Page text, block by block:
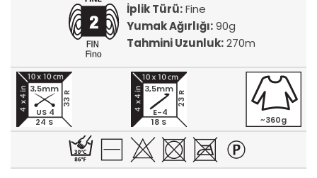
İplik Türü:Fine
Yumak Ağırlığı:90g
Tahmini Uzunluk:270m
24 S
33 R
3,5mm
US 4
18 S
23 R
3,5mm
E-4
~360g